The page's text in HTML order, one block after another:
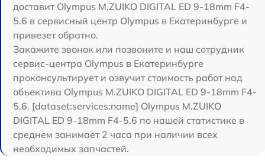
доставит Olympus M.ZUIKO DIGITAL ED 9-18mm F4-
5.6 в сервисный центр Olympus в Екатеринбурге и
привезет обратно.
Закажите звонок или позвоните и наш сотрудник
сервис-центра Olympus в Екатеринбурге
проконсультирует и озвучит стоимость работ над
объектива Olympus M.ZUIKO DIGITAL ED 9-18mm F4-
5.6. [dataset:services:name] Olympus M.ZUIKO
DIGITAL ED 9-18mm F4-5.6 по нашей статистике в
среднем занимает 2 часа при наличии всех
необходимых запчастей.